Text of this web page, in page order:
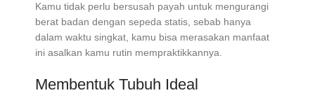
Kamu tidak perlu bersusah payah untuk mengurangi
berat badan dengan sepeda statis, sebab hanya
dalam waktu singkat, kamu bisa merasakan manfaat
ini asalkan kamu rutin mempraktikkannya.
Membentuk Tubuh Ideal